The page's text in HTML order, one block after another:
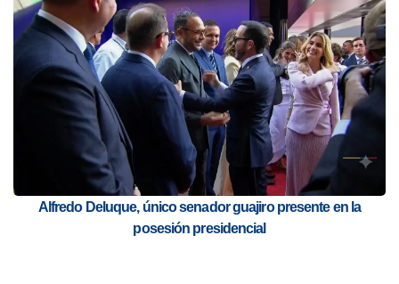
Alfredo Deluque, único senador guajiro presente en la
posesión presidencial